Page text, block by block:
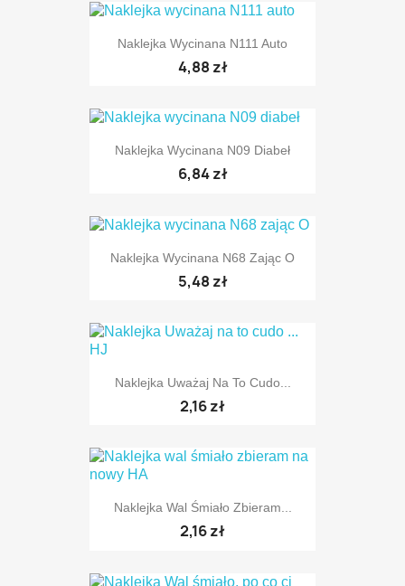
Naklejka Wycinana N111 Auto
4,88 zł
Naklejka Wycinana N09 Diabeł
6,84 zł
Naklejka Wycinana N68 Zając O
5,48 zł
Naklejka Uważaj Na To Cudo...
2,16 zł
TYLKO ONLINE
Naklejka Wal Śmiało Zbieram...
2,16 zł